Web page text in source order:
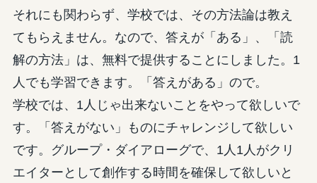
それにも関わらず、学校では、その方法論は教え
てもらえません。なので、答えが「ある」、「読
解の方法」は、無料で提供することにしました。1
人でも学習できます。「答えがある」ので。
学校では、1人じゃ出来ないことをやって欲しいで
す。「答えがない」ものにチャレンジして欲しい
です。グループ・ダイアローグで、1人1人がクリ
エイターとして創作する時間を確保して欲しいと